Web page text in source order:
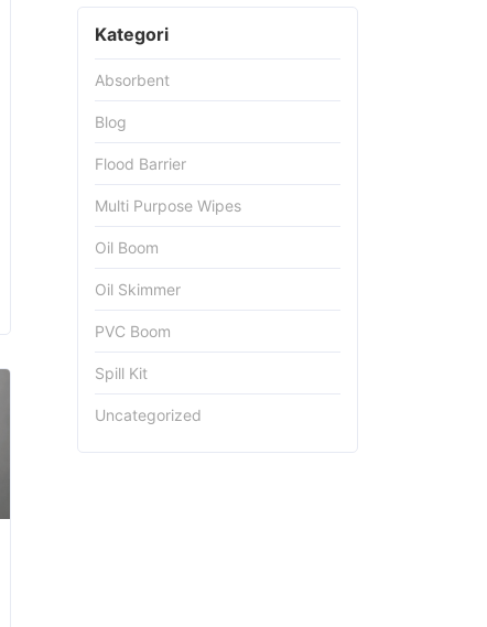
Kategori
Absorbent
Blog
Flood Barrier
Multi Purpose Wipes
Oil Boom
Oil Skimmer
PVC Boom
Spill Kit
Uncategorized